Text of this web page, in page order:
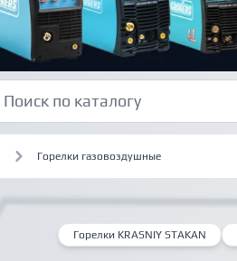
Горелки газовоздушные
Горелки KRASNIY STAKAN